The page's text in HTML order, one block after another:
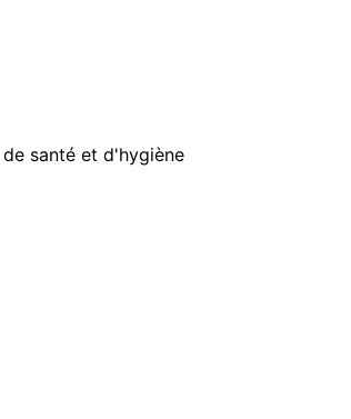
de santé et d'hygiène